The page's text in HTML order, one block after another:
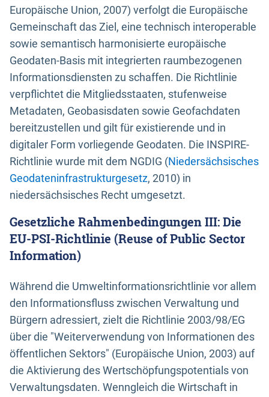
Europäische Union, 2007) verfolgt die Europäische
Gemeinschaft das Ziel, eine technisch interoperable
sowie semantisch harmonisierte europäische
Geodaten-Basis mit integrierten raumbezogenen
Informationsdiensten zu schaffen. Die Richtlinie
verpflichtet die Mitgliedsstaaten, stufenweise
Metadaten, Geobasisdaten sowie Geofachdaten
bereitzustellen und gilt für existierende und in
digitaler Form vorliegende Geodaten. Die INSPIRE-
Richtlinie wurde mit dem NGDIG (Niedersächsisches
Geodateninfrastrukturgesetz, 2010) in
niedersächsisches Recht umgesetzt.
Gesetzliche Rahmenbedingungen III: Die
EU-PSI-Richtlinie (Reuse of Public Sector
Information)
Während die Umweltinformationsrichtlinie vor allem
den Informationsfluss zwischen Verwaltung und
Bürgern adressiert, zielt die Richtlinie 2003/98/EG
über die "Weiterverwendung von Informationen des
öffentlichen Sektors" (Europäische Union, 2003) auf
die Aktivierung des Wertschöpfungspotentials von
Verwaltungsdaten. Wenngleich die Wirtschaft in